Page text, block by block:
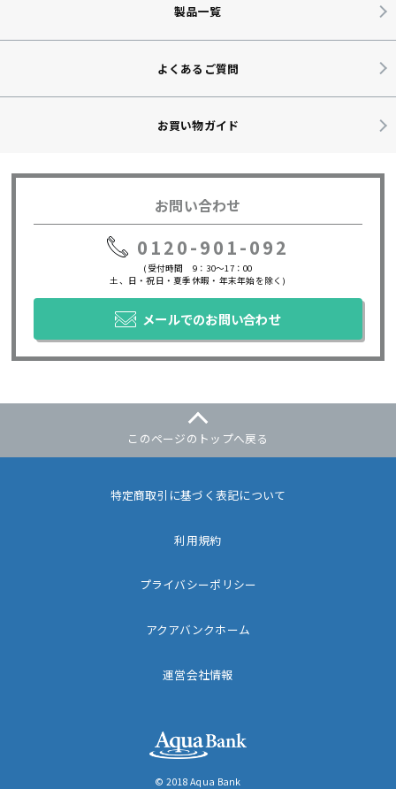
よくあるご質問
お買い物ガイド
製品一覧
お問い合わせ
0120-901-092
(受付時間 9：30～17：00
土、日・祝日・夏季休暇・年末年始を除く)
メールでのお問い合わせ
このページのトップへ戻る
特定商取引に基づく表記について
利用規約
プライバシーポリシー
アクアバンクホーム
運営会社情報
© 2018 Aqua Bank